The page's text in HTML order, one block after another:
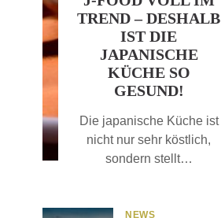
TREND – DESHALB
IST DIE
JAPANISCHE
KÜCHE SO
GESUND!
Die japanische Küche ist
nicht nur sehr köstlich,
sondern stellt…
NEWS